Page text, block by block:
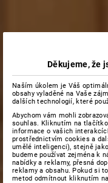
Děkujeme, že
Naším úkolem je Váš
obsahy vyladěné na Vaše
dalších technologií, které
Abychom vám mohli
souhlas. Kliknutím na
informace o vašich
prostřednictvím cookies a
umělé inteligenci), stejně
budeme používat zejména k
nabídky a reklamy, přesná
reklamy a obsahu. Pokud si
metod odmítnout kliknutím